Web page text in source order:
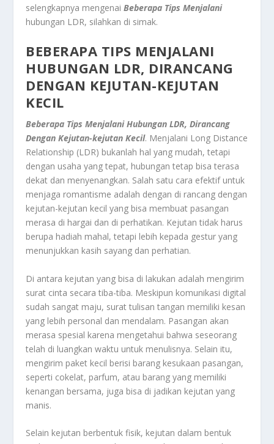
selengkapnya mengenaiBeberapa Tips Menjalani
hubungan LDR, silahkan di simak.
BEBERAPA TIPS MENJALANI
HUBUNGAN LDR, DIRANCANG
DENGAN KEJUTAN-KEJUTAN
KECIL
Beberapa Tips Menjalani Hubungan LDR, Dirancang
Dengan Kejutan-kejutan Kecil. Menjalani Long Distance
Relationship (LDR) bukanlah hal yang mudah, tetapi
dengan usaha yang tepat, hubungan tetap bisa terasa
dekat dan menyenangkan. Salah satu cara efektif untuk
menjaga romantisme adalah dengan di rancang dengan
kejutan-kejutan kecil yang bisa membuat pasangan
merasa di hargai dan di perhatikan. Kejutan tidak harus
berupa hadiah mahal, tetapi lebih kepada gestur yang
menunjukkan kasih sayang dan perhatian.
Di antara kejutan yang bisa di lakukan adalah mengirim
surat cinta secara tiba-tiba. Meskipun komunikasi digital
sudah sangat maju, surat tulisan tangan memiliki kesan
yang lebih personal dan mendalam. Pasangan akan
merasa spesial karena mengetahui bahwa seseorang
telah di luangkan waktu untuk menulisnya. Selain itu,
mengirim paket kecil berisi barang kesukaan pasangan,
seperti cokelat, parfum, atau barang yang memiliki
kenangan bersama, juga bisa di jadikan kejutan yang
manis.
Selain kejutan berbentuk fisik, kejutan dalam bentuk